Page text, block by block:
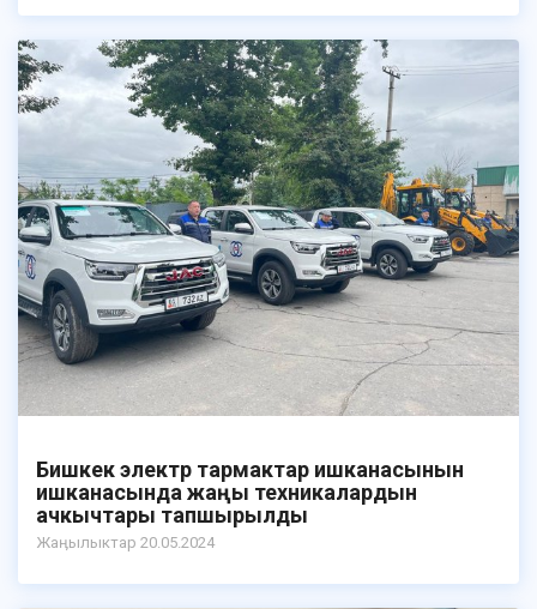
Бишкек электр тармактар ишканасынын
ишканасында жаңы техникалардын
ачкычтары тапшырылды
Жаӊылыктар 20.05.2024